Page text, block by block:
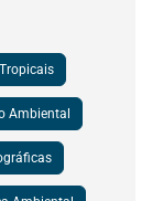
Ambiental